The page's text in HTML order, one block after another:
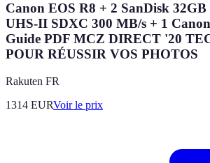
Canon EOS R8 + 2 SanDisk
UHS-II SDXC 300 MB/s + 1
Guide PDF MCZ DIRECT '20
POUR RÉUSSIR VOS PHOTOS
Rakuten FR
1314 EURVoir le prix